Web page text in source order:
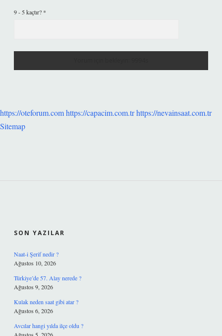
9 - 5 kaçtır? *
https://oteforum.comhttps://capacim.com.trhttps://nevainsaat.com.tr
Sitemap
SON YAZILAR
Naat-i Şerif nedir ?
Ağustos 10, 2026
Türkiye’de 57. Alay nerede ?
Ağustos 9, 2026
Kulak neden saat gibi atar ?
Ağustos 6, 2026
Avcılar hangi yılda ilçe oldu ?